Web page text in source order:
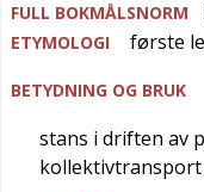
FULL BOKMÅLSNORM
ETYMOLOGI
første
BETYDNING OG BRUK
stans i driften av
kollektivtransport